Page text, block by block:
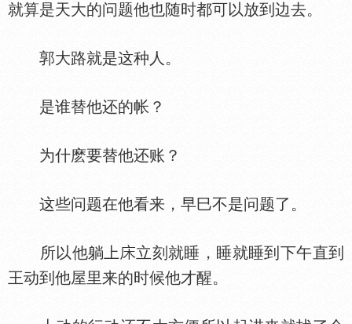
就算是天大的问题他也随时都可以放到边去。
郭大路就是这种人。
是谁替他还的帐？
为什麽要替他还账？
这些问题在他看来，早巳不是问题了。
所以他躺上
立刻就睡，睡就睡到下午直到
王动到他屋里来的时候他才醒。